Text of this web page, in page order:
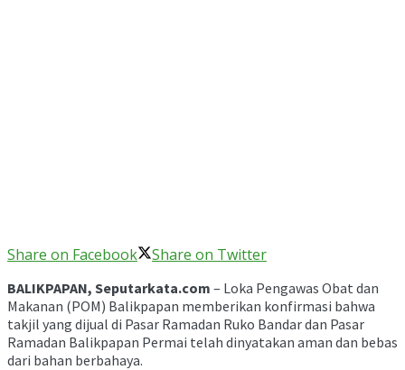
Share on Facebook Share on Twitter
BALIKPAPAN, Seputarkata.com – Loka Pengawas Obat dan
Makanan (POM) Balikpapan memberikan konfirmasi bahwa
takjil yang dijual di Pasar Ramadan Ruko Bandar dan Pasar
Ramadan Balikpapan Permai telah dinyatakan aman dan bebas
dari bahan berbahaya.